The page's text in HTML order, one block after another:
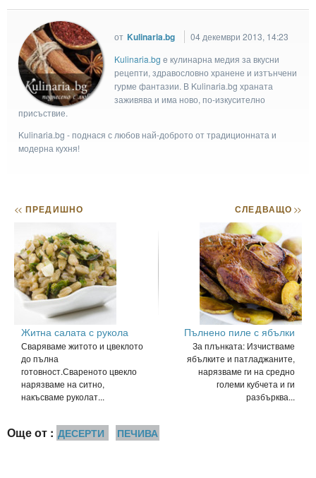
от Kulinaria.bg
04 декември 2013, 14:23
Kulinaria.bg e кулинарна медия за вкусни
рецепти, здравословно хранене и изтънчени
гурме фантазии. В Kulinaria.bg храната
заживява и има ново, по-изкусително
присъствие.
Kulinaria.bg - поднася с любов най-доброто от традиционната и
модерна кухня!
<< ПРЕДИШНО
Житна салата с рукола
Сваряваме житото и цвеклото
до пълна
готовност.Свареното цвекло
нарязваме на ситно,
накъсваме руколат...
СЛЕДВАЩО>>
Пълнено пиле с ябълки
За плънката: Изчистваме
ябълките и патладжаните,
нарязваме ги на средно
големи кубчета и ги
разбърква...
Още от : ДЕСЕРТИ ПЕЧИВА